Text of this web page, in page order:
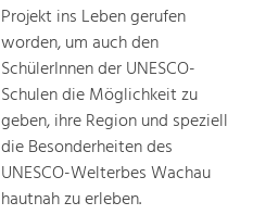
Projekt ins Leben gerufen
worden, um auch den
SchülerInnen der UNESCO-
Schulen die Möglichkeit zu
geben, ihre Region und speziell
die Besonderheiten des
UNESCO-Welterbes Wachau
hautnah zu erleben.